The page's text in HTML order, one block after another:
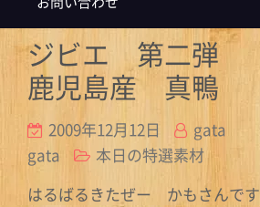
ジビエ 第二弾
鹿児島産 真鴨
2009年12月12日
gata
gata
本日の特選素材
はるばるきたぜー かもさんです